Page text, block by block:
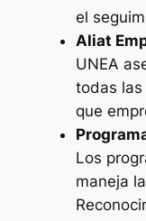
el
Aliat
UNEA
todas las
que
Los
maneja